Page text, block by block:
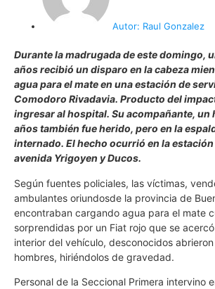
Autor: Raul Gonzalez
Durante la madrugada de este domingo,
años recibió un disparo en la cabeza
agua para el mate en una estación de
Comodoro Rivadavia. Producto del
ingresar al hospital. Su acompañante, un
años también fue herido, pero en la
internado. El hecho ocurrió en la
avenida Yrigoyen y Ducos.
Según fuentes policiales, las víctimas,
ambulantes oriundosde la provincia de
encontraban cargando agua para el mate
sorprendidas por un Fiat rojo que se
interior del vehículo, desconocidos
hombres, hiriéndolos de gravedad.
Personal de la Seccional Primera intervino